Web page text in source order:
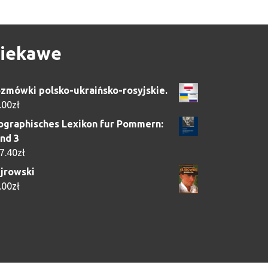
polsko-ukraińsko-rosyjskie.
zł
Lexikon fur Pommern:
3
zł
zł